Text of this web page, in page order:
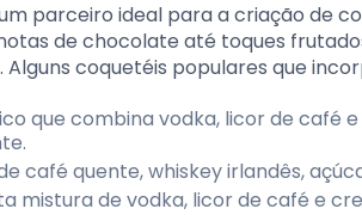
parceiro ideal para a criação de
de chocolate até toques
coquetéis populares que
que combina vodka, licor de café
café quente, whiskey irlandês,
mistura de vodka, licor de café e